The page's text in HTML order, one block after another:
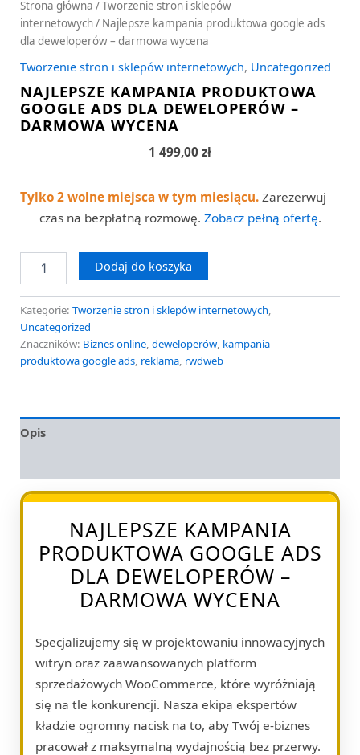
Strona główna /Tworzenie stron i sklepów
internetowych/ Najlepsze kampania produktowa google ads
dla deweloperów – darmowa wycena
Tworzenie stron i sklepów internetowych, Uncategorized
NAJLEPSZE KAMPANIA PRODUKTOWA
GOOGLE ADS DLA DEWELOPERÓW –
DARMOWA WYCENA
1 499,00 zł
Tylko 2 wolne miejsca w tym miesiącu. Zarezerwuj
czas na bezpłatną rozmowę. Zobacz pełną ofertę.
Dodaj do koszyka
Kategorie: Tworzenie stron i sklepów internetowych,
Uncategorized
Znaczników: Biznes online, deweloperów, kampania
produktowa google ads, reklama, rwdweb
Opis
NAJLEPSZE KAMPANIA
PRODUKTOWA GOOGLE ADS
DLA DEWELOPERÓW –
DARMOWA WYCENA
Specjalizujemy się w projektowaniu innowacyjnych
witryn oraz zaawansowanych platform
sprzedażowych WooCommerce, które wyróżniają
się na tle konkurencji. Nasza ekipa ekspertów
kładzie ogromny nacisk na to, aby Twój e-biznes
pracował z maksymalną wydajnością bez przerwy.